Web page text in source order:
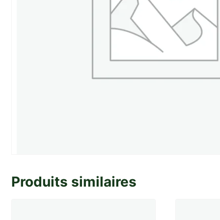
Produits similaires